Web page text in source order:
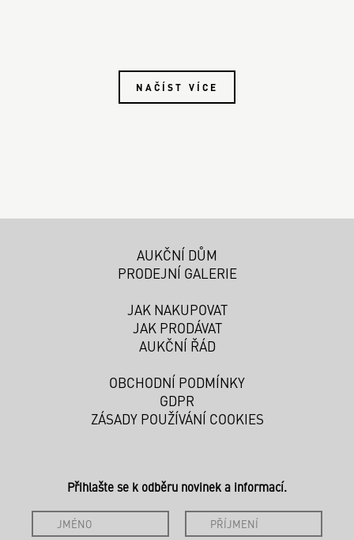
NAČÍST VÍCE
AUKČNÍ DŮM
PRODEJNÍ GALERIE
JAK NAKUPOVAT
JAK PRODÁVAT
AUKČNÍ ŘÁD
OBCHODNÍ PODMÍNKY
GDPR
ZÁSADY POUŽÍVÁNÍ COOKIES
Přihlašte se k odběru novinek a informací.